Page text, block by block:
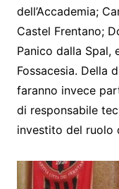
dell’Accademia;
Castel Frentano;
Panico dalla Spal,
Fossacesia. Della
faranno invece
di responsabile
investito del ruolo